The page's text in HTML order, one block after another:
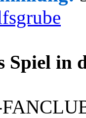
Spiel in